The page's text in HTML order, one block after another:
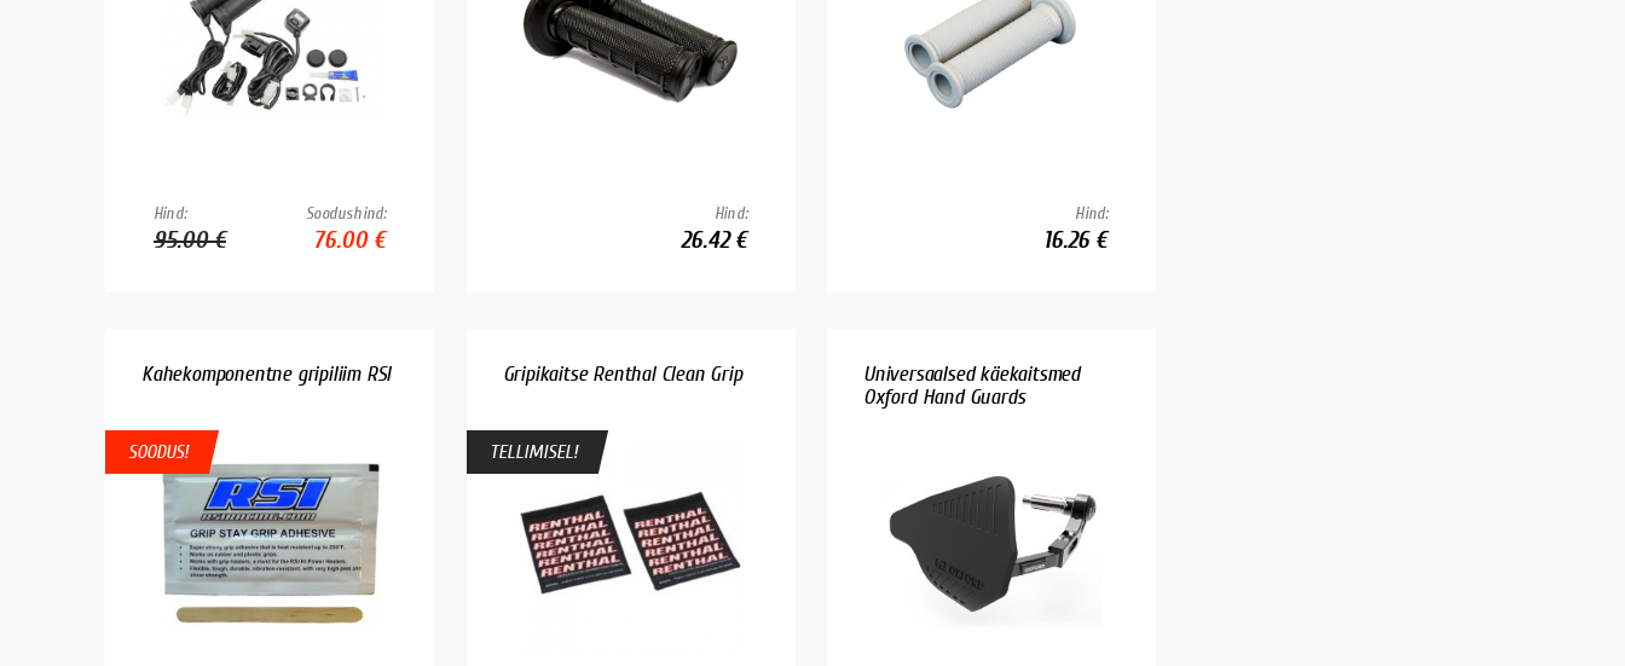
Hind:
95.00 €
Soodushind:
76.00 €
Hind:
26.42 €
Hind:
16.26 €
Kahekomponentne gripiliim RSI
SOODUS!
Gripikaitse Renthal Clean Grip
TELLIMISEL!
Universaalsed käekaitsmed
Oxford Hand Guards